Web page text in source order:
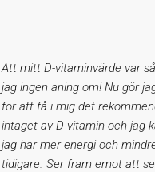
Att mitt D-vitaminvärde var
jag ingen aning om! Nu gör
för att få i mig det
intaget av D-vitamin och jag
jag har mer energi och
tidigare. Ser fram emot att